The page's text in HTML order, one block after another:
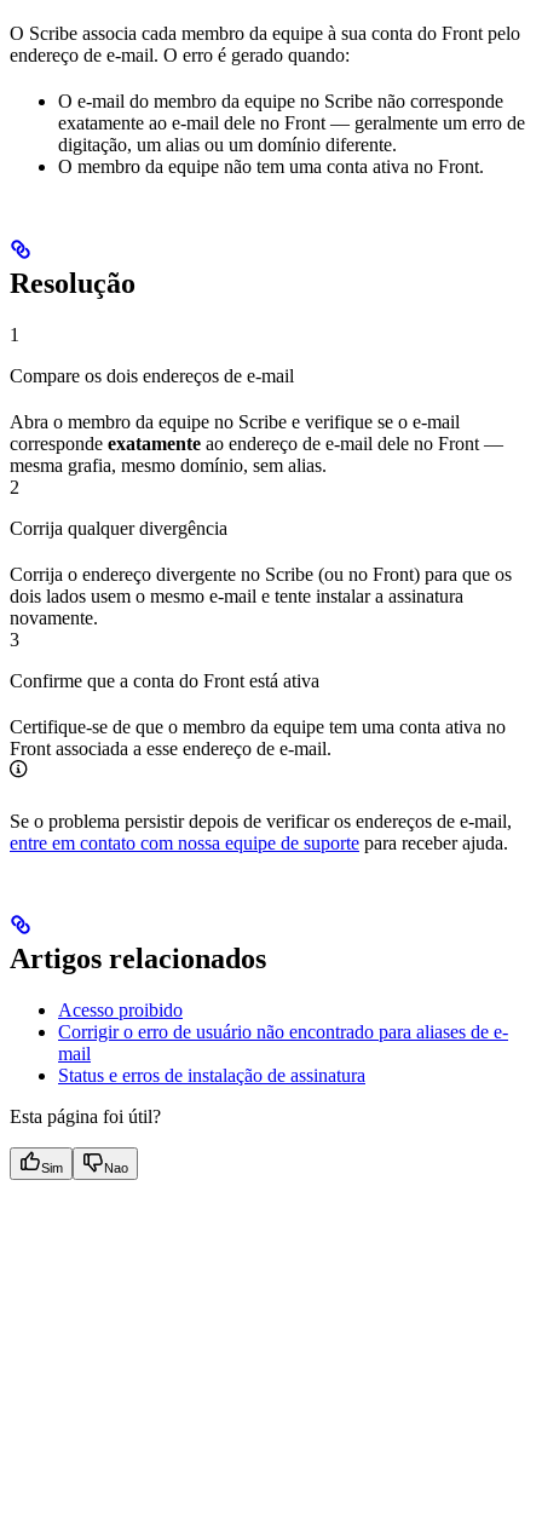
O Scribe associa cada membro da equipe à sua conta do Front pelo
endereço de e-mail. O erro é gerado quando:
O e-mail do membro da equipe no Scribe não corresponde
exatamente ao e-mail dele no Front — geralmente um erro de
digitação, um alias ou um domínio diferente.
O membro da equipe não tem uma conta ativa no Front.
Resolução
1
Compare os dois endereços de e-mail
Abra o membro da equipe no Scribe e verifique se o e-mail
corresponde exatamente ao endereço de e-mail dele no Front —
mesma grafia, mesmo domínio, sem alias.
2
Corrija qualquer divergência
Corrija o endereço divergente no Scribe (ou no Front) para que os
dois lados usem o mesmo e-mail e tente instalar a assinatura
novamente.
3
Confirme que a conta do Front está ativa
Certifique-se de que o membro da equipe tem uma conta ativa no
Front associada a esse endereço de e-mail.
Se o problema persistir depois de verificar os endereços de e-mail,
entre em contato com nossa equipe de suporte para receber ajuda.
Artigos relacionados
Acesso proibido
Corrigir o erro de usuário não encontrado para aliases de e-
mail
Status e erros de instalação de assinatura
Esta página foi útil?
Sim Nao